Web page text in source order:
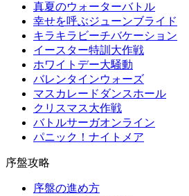
真夏のウォーターバトル
幸せを呼ぶジューンブライド
キラキラビーチバケーション
イースター特訓大作戦
ホワイトデー大騒動
バレンタインウォーズ
マスカレードダンスホール
クリスマス大作戦
バトルサーガオンライン
パニック！ナイトメア
序盤攻略
序盤の進め方